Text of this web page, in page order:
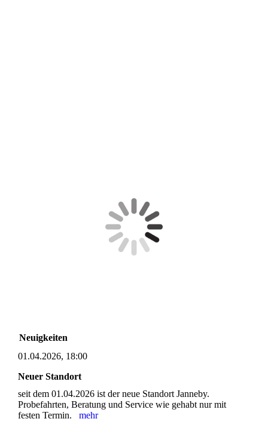
Neuigkeiten
01.04.2026, 18:00
Neuer Standort
seit dem 01.04.2026 ist der neue Standort Janneby.
Probefahrten, Beratung und Service wie gehabt nur mit
festen Termin. mehr